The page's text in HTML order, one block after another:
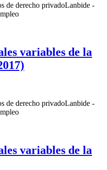
de derecho privadoLanbide -
variables de la
de derecho privadoLanbide -
variables de la